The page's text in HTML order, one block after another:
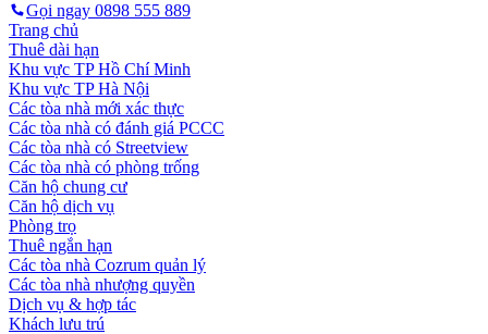
Gọi ngay 0898 555 889
Trang chủ
Thuê dài hạn
Khu vực TP Hồ Chí Minh
Khu vực TP Hà Nội
Các tòa nhà mới xác thực
Các tòa nhà có đánh giá PCCC
Các tòa nhà có Streetview
Các tòa nhà có phòng trống
Căn hộ chung cư
Căn hộ dịch vụ
Phòng trọ
Thuê ngắn hạn
Các tòa nhà Cozrum quản lý
Các tòa nhà nhượng quyền
Dịch vụ & hợp tác
Khách lưu trú